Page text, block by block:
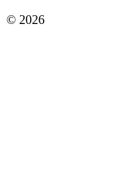
© 2026